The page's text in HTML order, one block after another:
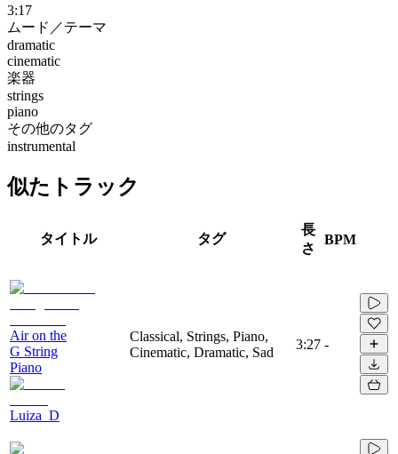
3:17
ムード／テーマ
dramatic
cinematic
楽器
strings
piano
その他のタグ
instrumental
似たトラック
タイトル タグ
長
さ
BPM
Air on the
G String
Piano
Luiza_D
Classical, Strings, Piano,
Cinematic, Dramatic, Sad
3:27 -